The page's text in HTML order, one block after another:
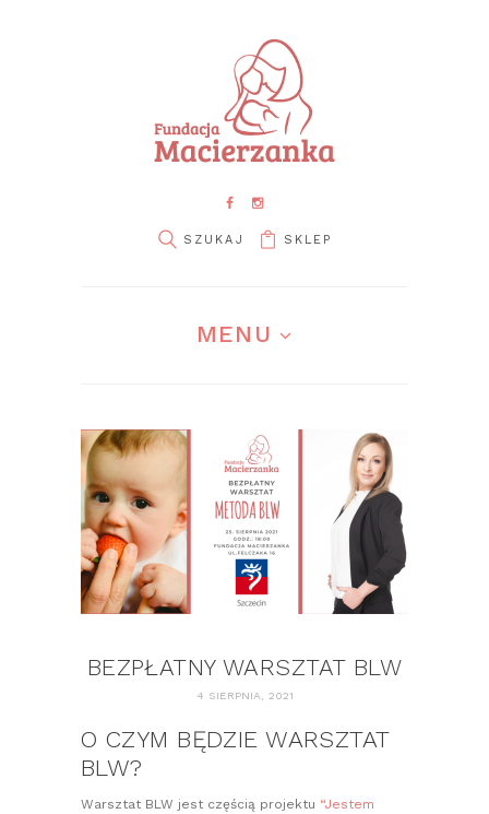
SKLEP
MENU
BEZPŁATNY WARSZTAT BLW
4 SIERPNIA, 2021
O CZYM BĘDZIE WARSZTAT
BLW?
Warsztat BLW jest częścią projektu “Jestem